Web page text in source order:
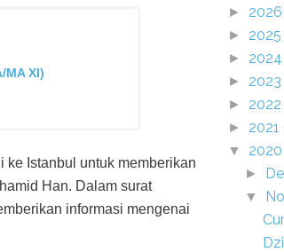
XI)
ke Istanbul untuk memberikan
Han. Dalam surat
informasi mengenai
► 2026
► 2025
► 2024
► 2023
► 2022
► 2021
▼ 2020
►
▼